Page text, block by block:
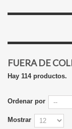
FUERA DE
Hay 114 productos.
Ordenar por
Mostrar